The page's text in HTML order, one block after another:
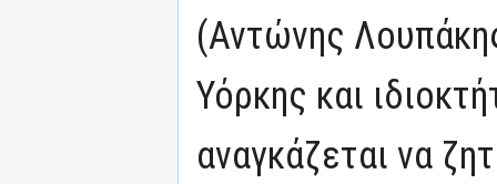
(Αντώνης
Υόρκης και
αναγκάζεται να